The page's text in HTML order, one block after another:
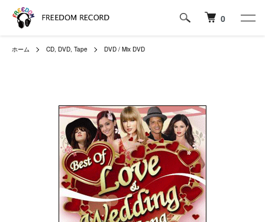
0
ホーム CD, DVD, Tape DVD / Mix DVD